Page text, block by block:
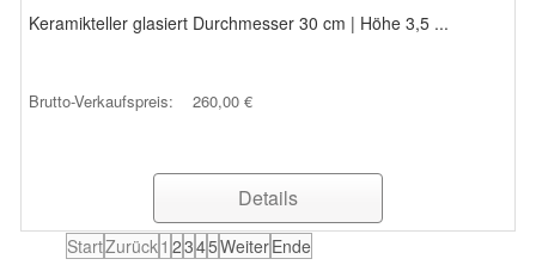
Keramikteller glasiert Durchmesser 30 cm | Höhe 3,5 ...
Brutto-Verkaufspreis: 260,00 €
Details
StartZurück 1 2345WeiterEnde